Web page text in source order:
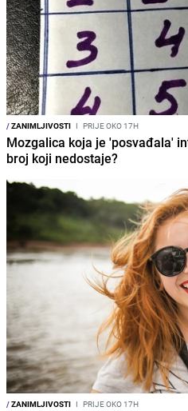
/ZANIMLJIVOSTI I PRIJE OKO 17H
Mozgalica koja je 'posvađala'
broj koji nedostaje?
/ZANIMLJIVOSTI I PRIJE OKO 17H